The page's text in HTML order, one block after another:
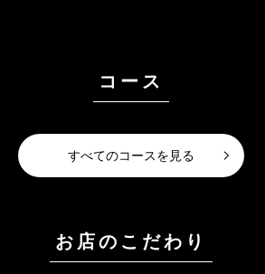
コース
すべてのコースを見る
お店のこだわり